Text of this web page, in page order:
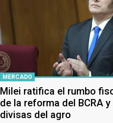
MERCADO
Milei ratifica el rumbo
de la reforma del BCRA
divisas del agro